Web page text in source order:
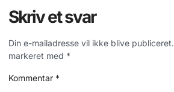
Skriv et svar
Din e-mailadresse vil ikke blive publiceret.
markeret med *
Kommentar *